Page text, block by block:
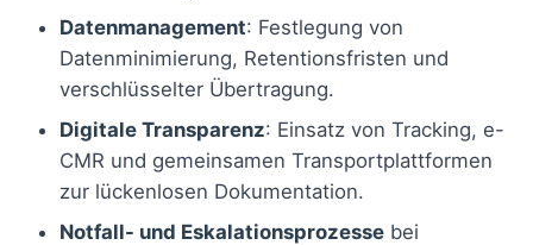
Datenmanagement: Festlegung von
Datenminimierung, Retentionsfristen und
verschlüsselter Übertragung.
Digitale Transparenz: Einsatz von Tracking, e-
CMR und gemeinsamen Transportplattformen
zur lückenlosen Dokumentation.
Notfall- und Eskalationsprozesse bei